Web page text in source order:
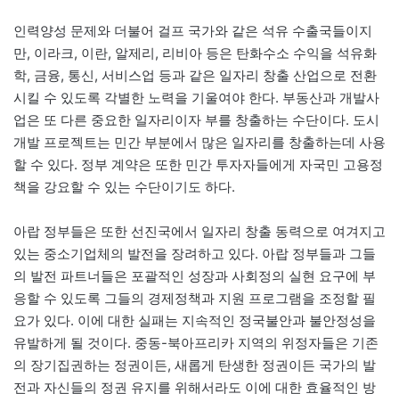
인력양성 문제와 더불어 걸프 국가와 같은 석유 수출국들이지
만, 이라크, 이란, 알제리, 리비아 등은 탄화수소 수익을 석유화
학, 금융, 통신, 서비스업 등과 같은 일자리 창출 산업으로 전환
시킬 수 있도록 각별한 노력을 기울여야 한다. 부동산과 개발사
업은 또 다른 중요한 일자리이자 부를 창출하는 수단이다. 도시
개발 프로젝트는 민간 부분에서 많은 일자리를 창출하는데 사용
할 수 있다. 정부 계약은 또한 민간 투자자들에게 자국민 고용정
책을 강요할 수 있는 수단이기도 하다.
아랍 정부들은 또한 선진국에서 일자리 창출 동력으로 여겨지고
있는 중소기업체의 발전을 장려하고 있다. 아랍 정부들과 그들
의 발전 파트너들은 포괄적인 성장과 사회정의 실현 요구에 부
응할 수 있도록 그들의 경제정책과 지원 프로그램을 조정할 필
요가 있다. 이에 대한 실패는 지속적인 정국불안과 불안정성을
유발하게 될 것이다. 중동-북아프리카 지역의 위정자들은 기존
의 장기집권하는 정권이든, 새롭게 탄생한 정권이든 국가의 발
전과 자신들의 정권 유지를 위해서라도 이에 대한 효율적인 방